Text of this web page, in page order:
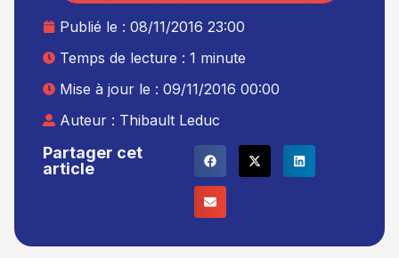
Partager cet
article
Publié le : 08/11/2016 23:00
Temps de lecture : 1 minute
Mise à jour le : 09/11/2016 00:00
Auteur : Thibault Leduc